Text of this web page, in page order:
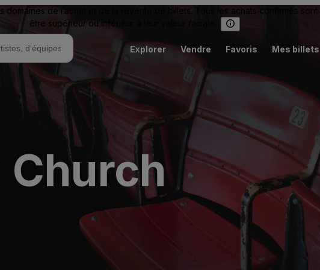
domaines de l’achat et de la revente de billets. Tous les achats confirmés sont
être supérieur ou inférieur à leur valeur faciale.
Explorer Vendre Favoris Mes billets